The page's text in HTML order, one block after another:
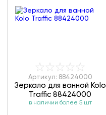
Артикул: 88424000
Зеркало для ванной Kolo
Traffic 88424000
в наличии более 5 шт